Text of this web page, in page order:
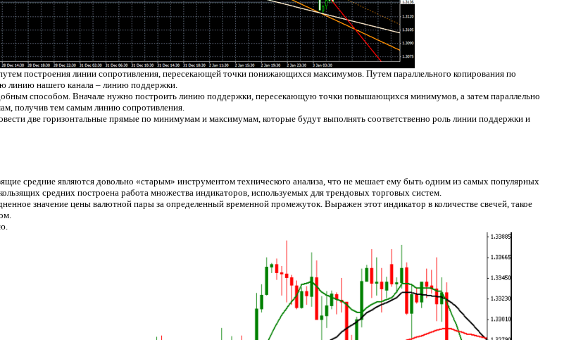
построения линии сопротивления, пересекающей точки понижающихся максимумов. Путем параллельного копирования по
линию нашего канала – линию поддержки.
способом. Вначале нужно построить линию поддержки, пересекающую точки повышающихся минимумов, а затем параллельно
получив тем самым линию сопротивления.
две горизонтальные прямые по минимумам и максимумам, которые будут выполнять соответственно роль линии поддержки и
средние являются довольно «старым» инструментом технического анализа, что не мешает ему быть одним из самых популярных
средних построена работа множества индикаторов, используемых для трендовых торговых систем.
значение цены валютной пары за определенный временной промежуток. Выражен этот индикатор в количестве свечей, такое